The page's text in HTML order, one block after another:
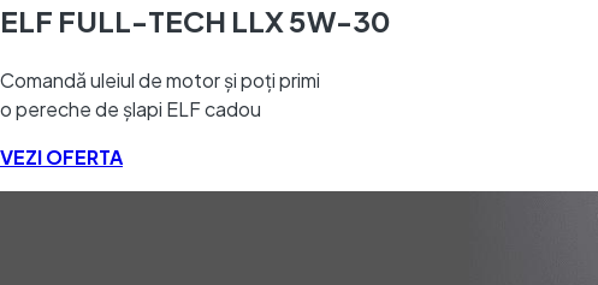
ELF FULL-TECH LLX 5W-30
Comandă uleiul de motor și poți primi
o pereche de șlapi ELF cadou
VEZI OFERTA